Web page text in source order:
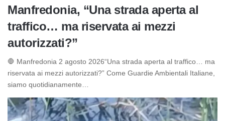
Manfredonia, “Una strada aperta al
traffico… ma riservata ai mezzi
autorizzati?”
🛑 Manfredonia 2 agosto 2026“Una strada aperta al traffico… ma
riservata ai mezzi autorizzati?” Come Guardie Ambientali Italiane,
siamo quotidianamente…